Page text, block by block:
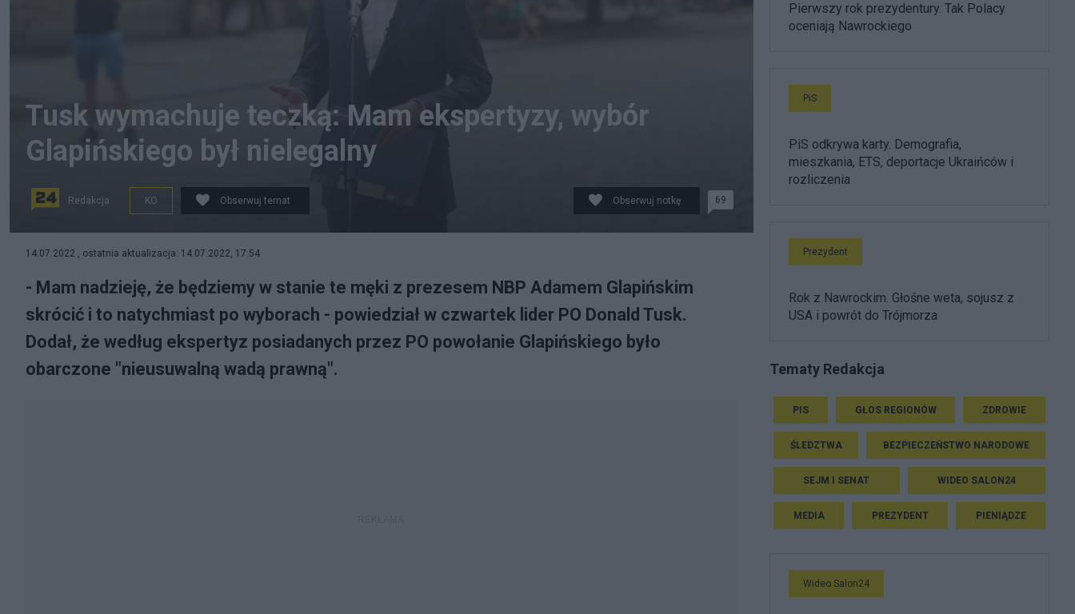
Tusk wymachuje teczką: Mam ekspertyzy, wybór
Glapińskiego był nielegalny
Redakcja KO Obserwuj temat Obserwuj notkę 69
14.07.2022 , ostatnia aktualizacja: 14.07.2022, 17:54
- Mam nadzieję, że będziemy w stanie te męki z prezesem NBP Adamem Glapińskim
skrócić i to natychmiast po wyborach - powiedział w czwartek lider PO Donald Tusk.
Dodał, że według ekspertyz posiadanych przez PO powołanie Glapińskiego było
obarczone "nieusuwalną wadą prawną".
Pierwszy rok prezydentury. Tak Polacy
oceniają Nawrockiego
PiS
PiS odkrywa karty. Demografia,
mieszkania, ETS, deportacje Ukraińców i
rozliczenia
Prezydent
Rok z Nawrockim. Głośne weta, sojusz z
USA i powrót do Trójmorza
Tematy Redakcja
PIS GŁOS REGIONÓW ZDROWIE
ŚLEDZTWA BEZPIECZEŃSTWO NARODOWE
SEJM I SENAT WIDEO SALON24
MEDIA PREZYDENT PIENIĄDZE
Wideo Salon24